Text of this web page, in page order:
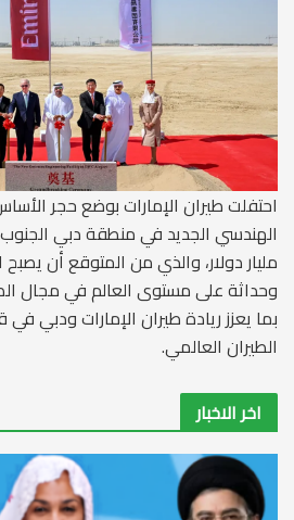
احتفلت طيران الإمارات بوضع حجر
مليار دولار، والذي من المتوقع أن يصبح
وحداثة على مستوى العالم في مجال
بما يعزز ريادة طيران الإمارات ودبي في
الطيران العالمي.
اخر الاخبار